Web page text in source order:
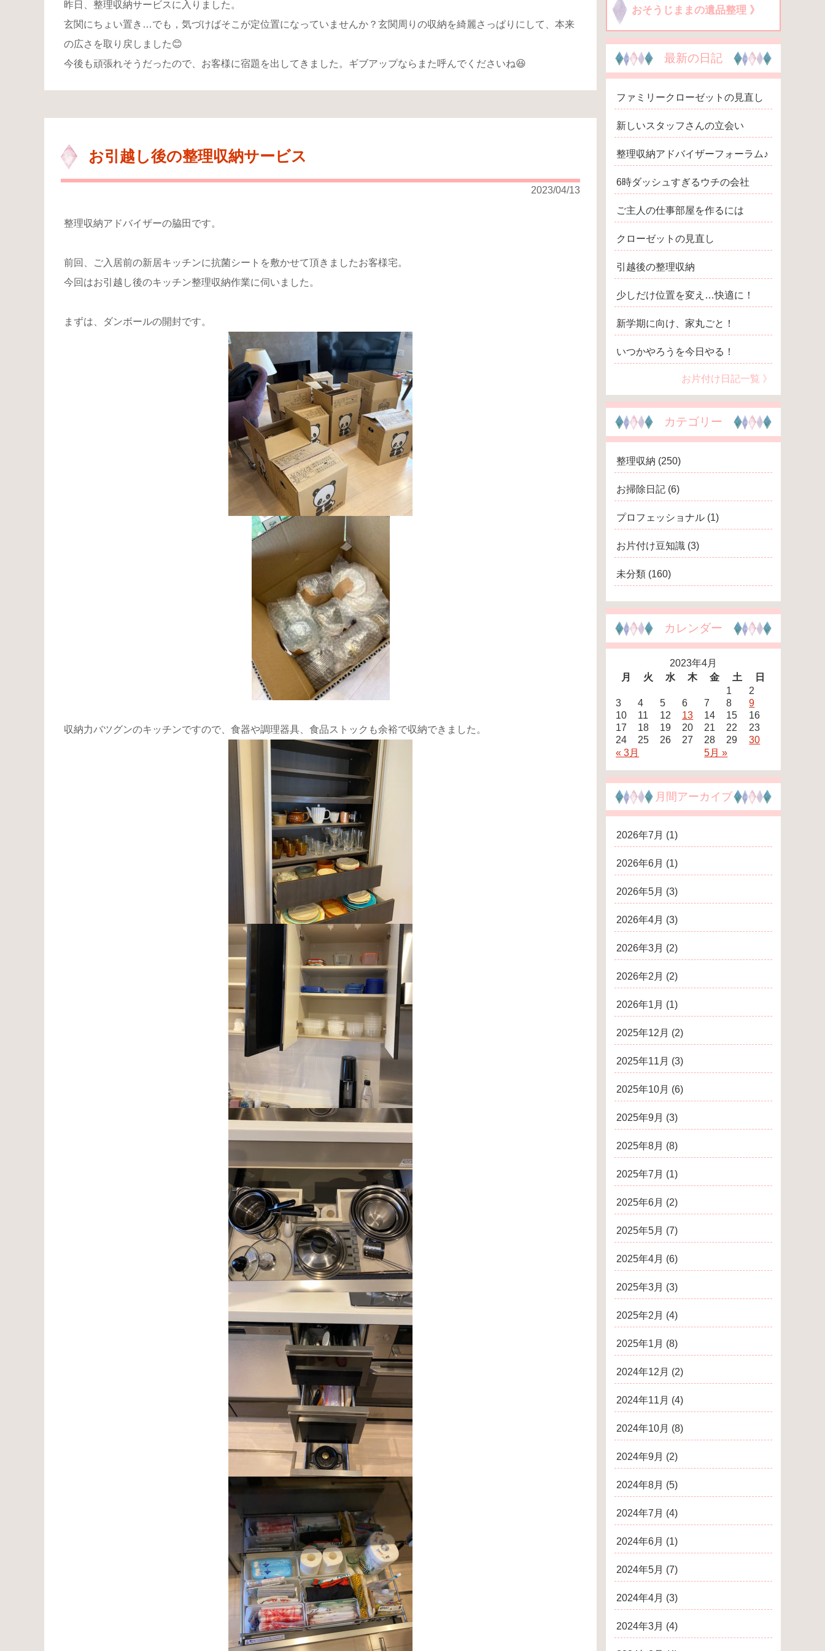
昨日、整理収納サービスに入りました。
玄関にちょい置き…でも，気づけばそこが定位置になっていませんか？玄関周りの収納を綺麗さっぱりにして、本来
の広さを取り戻しました😊
今後も頑張れそうだったので、お客様に宿題を出してきました。ギブアップならまた呼んでくださいね😆
お引越し後の整理収納サービス
2023/04/13
整理収納アドバイザーの脇田です。
前回、ご入居前の新居キッチンに抗菌シートを敷かせて頂きましたお客様宅。
今回はお引越し後のキッチン整理収納作業に伺いました。
まずは、ダンボールの開封です。
収納力バツグンのキッチンですので、食器や調理器具、食品ストックも余裕で収納できました。
おそうじままの遺品整理 》
最新の日記
ファミリークローゼットの見直し
新しいスタッフさんの立会い
整理収納アドバイザーフォーラム♪
6時ダッシュすぎるウチの会社
ご主人の仕事部屋を作るには
クローゼットの見直し
引越後の整理収納
少しだけ位置を変え…快適に！
新学期に向け、家丸ごと！
いつかやろうを今日やる！
お片付け日記一覧 》
カテゴリー
整理収納 (250)
お掃除日記 (6)
プロフェッショナル (1)
お片付け豆知識 (3)
未分類 (160)
カレンダー
2023年4月
月
火 水 木 金 土 日
« 3月 5月 »
1
2
3
4 5 6 7 8
9
10
11 12 13 14 15
16
17
18 19 20 21 22
23
24
25 26 27 28 29 30
月間アーカイブ
2026年7月 (1)
2026年6月 (1)
2026年5月 (3)
2026年4月 (3)
2026年3月 (2)
2026年2月 (2)
2026年1月 (1)
2025年12月 (2)
2025年11月 (3)
2025年10月 (6)
2025年9月 (3)
2025年8月 (8)
2025年7月 (1)
2025年6月 (2)
2025年5月 (7)
2025年4月 (6)
2025年3月 (3)
2025年2月 (4)
2025年1月 (8)
2024年12月 (2)
2024年11月 (4)
2024年10月 (8)
2024年9月 (2)
2024年8月 (5)
2024年7月 (4)
2024年6月 (1)
2024年5月 (7)
2024年4月 (3)
2024年3月 (4)